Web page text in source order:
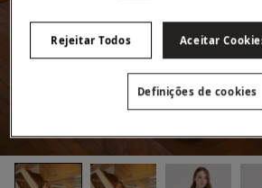
Rejeitar Todos Aceitar
Definições de cookies